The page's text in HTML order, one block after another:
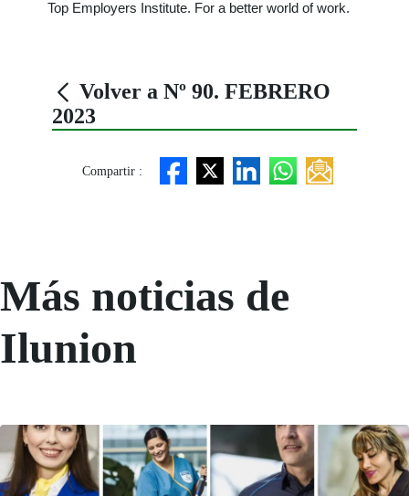
Top Employers Institute. For a better world of work.
Volver a Nº 90. FEBRERO
2023
Compartir :
Más noticias de
Ilunion